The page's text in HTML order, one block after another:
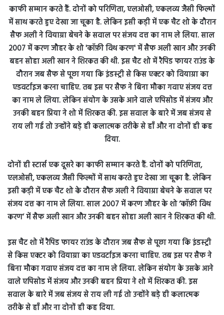
दोनों ही स्टार्स एक दूसरे का काफी सम्मान करते हैं. दोनों को परि‍णिता,
एलओसी, एकलव्य जैसी फिल्मों में साथ करते हुए देखा जा चूका है. लेकिन
इसी कड़ी में एक चैट शो के दौरान सैफ अली ने वियाग्रा बेचने के सवाल पर
संजय दत्त का नाम ले लिया. साल 2007 में करण जौहर के शो ‘कॉफ़ी विथ
करण’ में सैफ अली खान और उनकी बहन सोहा अली खान ने शिरकत की थी.
इस चैट शो में रैपिड फायर राउंड के दौरान जब सैफ से पूछा गया कि इंडस्ट्री
से किस एक्टर को वियाग्रा का एडवर्टाइज करना चाहिए. तब इस पर सैफ ने
बिना मौका गवाए संजय दत्त का नाम ले लिया. लेकिन संयोग के उसके आने
वाले एपिसोड में संजय और उनकी बहन प्रिया ने शो में शिरकत की. इस
सवाल के बारे में जब संजय से राय ली गई तो उन्होंने बड़े ही कलात्मक
तरीके से हाँ और ना दोनों ही कह दिया.